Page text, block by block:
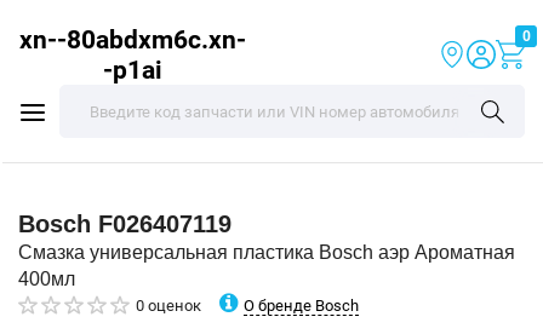
xn--80abdxm6c.xn-
-p1ai
0
Bosch F026407119
Смазка универсальная пластика Bosch аэр Ароматная
400мл
0 оценок О бренде Bosch